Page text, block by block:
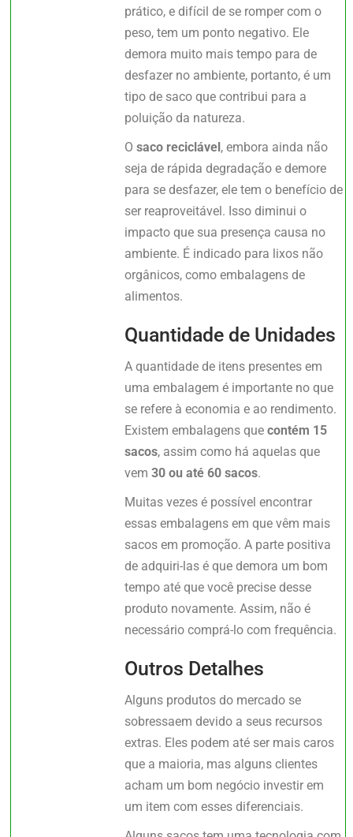
prático, e difícil de se romper com o
peso, tem um ponto negativo. Ele
demora muito mais tempo para de
desfazer no ambiente, portanto, é um
tipo de saco que contribui para a
poluição da natureza.
Osaco reciclável, embora ainda não
seja de rápida degradação e demore
para se desfazer, ele tem o benefício de
ser reaproveitável. Isso diminui o
impacto que sua presença causa no
ambiente. É indicado para lixos não
orgânicos, como embalagens de
alimentos.
Quantidade de Unidades
A quantidade de itens presentes em
uma embalagem é importante no que
se refere à economia e ao rendimento.
Existem embalagens quecontém 15
sacos, assim como há aquelas que
vem30 ou até 60 sacos.
Muitas vezes é possível encontrar
essas embalagens em que vêm mais
sacos em promoção. A parte positiva
de adquiri-las é que demora um bom
tempo até que você precise desse
produto novamente. Assim, não é
necessário comprá-lo com frequência.
Outros Detalhes
Alguns produtos do mercado se
sobressaem devido a seus recursos
extras. Eles podem até ser mais caros
que a maioria, mas alguns clientes
acham um bom negócio investir em
um item com esses diferenciais.